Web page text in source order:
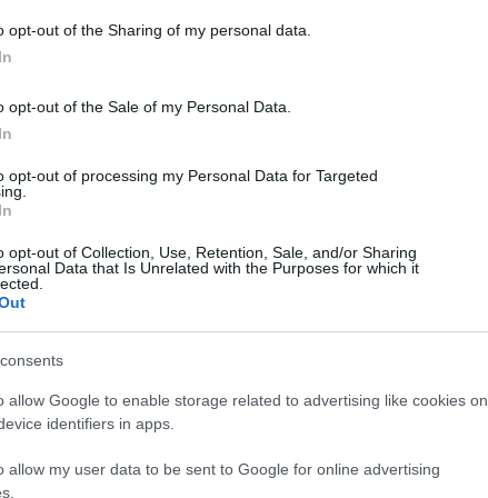
opt-out of the Sharing of my personal data.
opt-out of the Sale of my Personal Data.
opt-out of processing my Personal Data for Targeted
opt-out of Collection, Use, Retention, Sale, and/or Sharing
Data that Is Unrelated with the Purposes for which it
allow Google to enable storage related to advertising like cookies on
identifiers in apps.
allow my user data to be sent to Google for online advertising
Android és iOS rendszert használó
könnyíti meg, de az okostelefont
egy internetes adatbázisban is lehet
dátumra szűrhető statisztikai összesítést is le
ahttps://mme.hu/teli-madarleslinken található -